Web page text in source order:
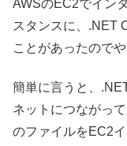
AWSのEC2でイン
スタンスに、.NET
ことがあったので
簡単に言うと、
ネットにつながっ
のファイルをEC2